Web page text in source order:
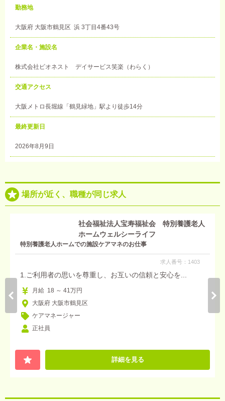
勤務地
大阪府 大阪市鶴見区 浜 3丁目4番43号
企業名・施設名
株式会社ビオネスト デイサービス笑楽（わらく）
交通アクセス
大阪メトロ長堀線「鶴見緑地」駅より徒歩14分
最終更新日
2026年8月9日
場所が近く、職種が同じ求人
社会福祉法人宝寿福祉会 特別養護老人
ホームウェルシーライフ
特別養護老人ホームでの施設ケアマネのお仕事
求人番号：1403
1.ご利用者の思いを尊重し、お互いの信頼と安心を...
月給 18 ～ 41万円
大阪府 大阪市鶴見区
ケアマネージャー
正社員
詳細を見る